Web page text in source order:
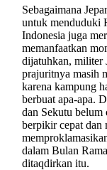
Sebagaimana
untuk menduduki
Indonesia juga
memanfaatkan
dijatuhkan, militer
prajuritnya masih
karena kampung
berbuat apa-apa.
dan Sekutu belum
berpikir cepat dan
dalam Bulan
ditaqdirkan itu.